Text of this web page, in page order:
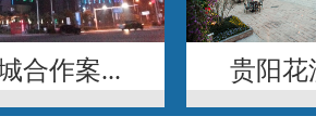
合作案... 贵阳花